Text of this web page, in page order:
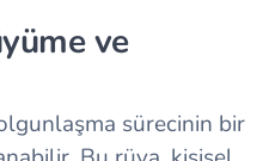
ve
sürecinin bir